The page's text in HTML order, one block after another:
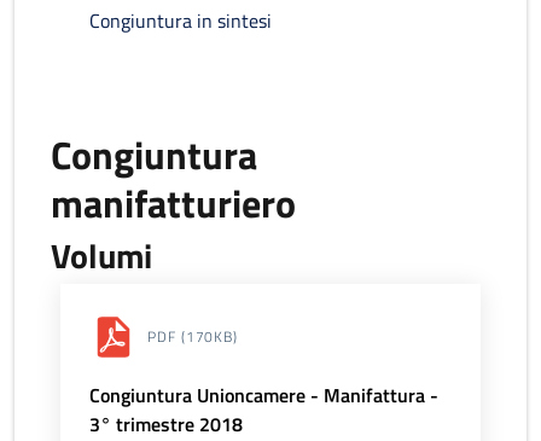
Congiuntura in sintesi
Congiuntura
manifatturiero
Volumi
PDF (170KB)
Congiuntura Unioncamere - Manifattura -
3° trimestre 2018